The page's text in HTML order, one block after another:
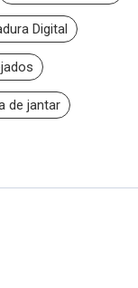
Digital
de jantar